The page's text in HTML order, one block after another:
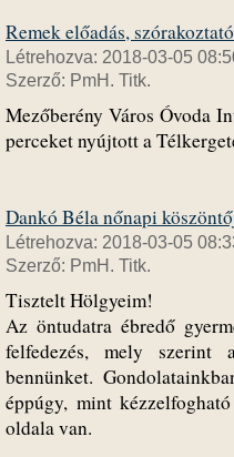
Remek előadás,
Létrehozva: 2018-03-05
Szerző: PmH. Titk.
Mezőberény Város Óvoda
perceket nyújtott a
Dankó Béla nőnapi
Létrehozva: 2018-03-05
Szerző: PmH. Titk.
Tisztelt Hölgyeim!
Az öntudatra ébredő
felfedezés, mely szerint
bennünket.
éppúgy, mint
oldala van.